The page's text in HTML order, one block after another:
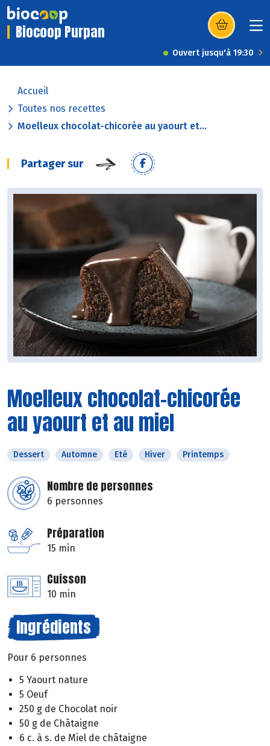
Biocoop Purpan (s’ouvre dans
Ouvert jusqu'à 19:30
Accueil
Toutes nos recettes
Moelleux chocolat-chicorée au yaourt et...
Partager sur
Moelleux chocolat-chicorée
au yaourt et au miel
Dessert Automne Eté Hiver Printemps
Nombre de personnes
6 personnes
Préparation
15 min
Cuisson
10 min
Ingrédients
Pour 6 personnes
5 Yaourt nature
5 Oeuf
250 g de Chocolat noir
50 g de Châtaigne
6 c. à s. de Miel de châtaigne